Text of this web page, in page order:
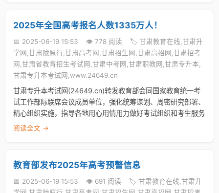
2025年全国高考报名人数1335万人！
📅 2025-06-19 15:53 👁️ 778 阅读
🏷️ 甘肃教育在线,甘肃升
学网,甘肃陇原行,甘肃高考网,甘肃招生网,甘肃高招网,甘肃招考
网,甘肃省教育招生考试网,甘肃中考网,甘肃职教网,甘肃专升本,
甘肃专升本考试网,www.24649.cn
甘肃专升本考试网(24649.cn)转发教育部会同国家教育统一考
试工作部际联席会议成员单位，强化统筹谋划、周密研究部署、
精心组织实施，指导各地用心用情用力做好考试组织和考生服务
阅读全文 →
教育部发布2025年高考预警信息
📅 2025-06-19 15:53 👁️ 691 阅读
🏷️ 甘肃教育在线,甘肃升